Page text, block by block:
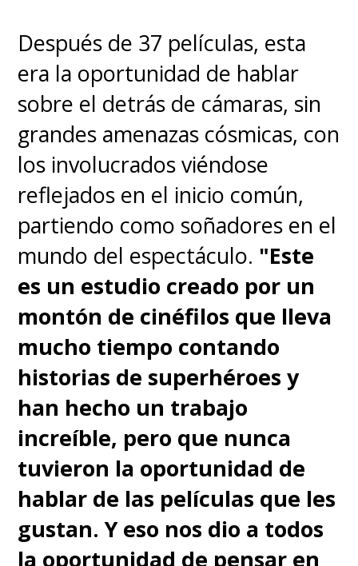
Después de 37 películas, esta
era la oportunidad de hablar
sobre el detrás de cámaras, sin
grandes amenazas cósmicas, con
los involucrados viéndose
reflejados en el inicio común,
partiendo como soñadores en el
mundo del espectáculo. "Este
es un estudio creado por un
montón de cinéfilos que lleva
mucho tiempo contando
historias de superhéroes y
han hecho un trabajo
increíble, pero que nunca
tuvieron la oportunidad de
hablar de las películas que les
gustan. Y eso nos dio a todos
la oportunidad de pensar en